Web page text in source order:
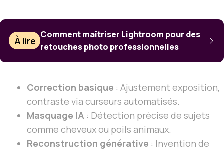
À lire
Comment maîtriser Lightroom pour des
retouches photo professionnelles
Correction basique : Ajustement exposition,
contraste via curseurs automatisés.
Masquage IA : Détection précise de sujets
comme cheveux ou poils animaux.
Reconstruction générative : Invention de